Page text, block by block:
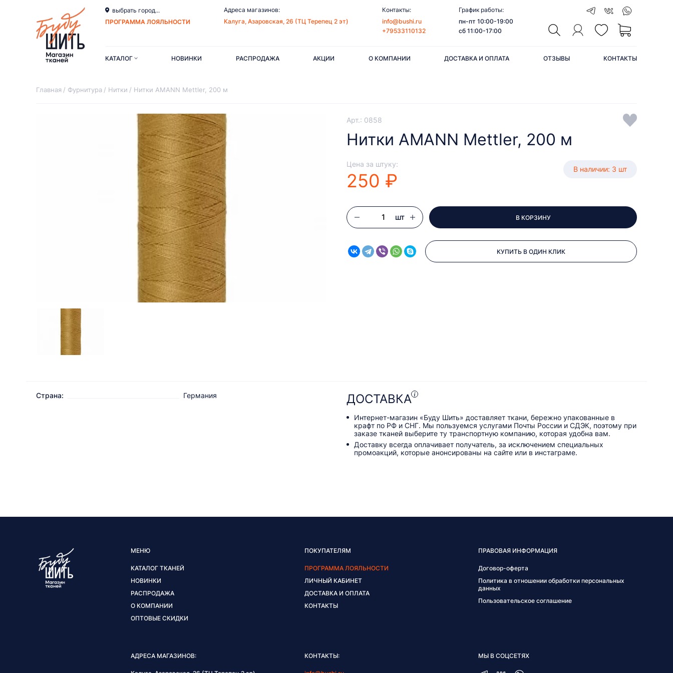
выбрать город...
ПРОГРАММА ЛОЯЛЬНОСТИ
Адреса магазинов:
Калуга, Азаровская, 26 (ТЦ Терепец 2 эт)
Контакты:
info@bushi.ru
+79533110132
График работы:
пн-пт 10:00-19:00
сб 11:00-17:00
КАТАЛОГ НОВИНКИ РАСПРОДАЖА АКЦИИ О КОМПАНИИ ДОСТАВКА И ОПЛАТА ОТЗЫВЫ КОНТАКТЫ
Главная Фурнитура Нитки Нитки AMANN Mettler, 200 м
Арт.: 0858
Нитки AMANN Mettler, 200 м
Цена за штуку:
250 ₽
В наличии: 3 шт
шт В КОРЗИНУ
КУПИТЬ В ОДИН КЛИК
Страна: Германия ДОСТАВКА
Интернет-магазин «Буду Шить» доставляет ткани, бережно упакованные в
крафт по РФ и СНГ. Мы пользуемся услугами Почты России и СДЭК, поэтому при
заказе тканей выберите ту транспортную компанию, которая удобна вам.
Доставку всегда оплачивает получатель, за исключением специальных
промоакций, которые анонсированы на сайте или в инстаграме.
МЕНЮ
КАТАЛОГ ТКАНЕЙ
НОВИНКИ
РАСПРОДАЖА
О КОМПАНИИ
ОПТОВЫЕ СКИДКИ
ПОКУПАТЕЛЯМ
ПРОГРАММА ЛОЯЛЬНОСТИ
ЛИЧНЫЙ КАБИНЕТ
ДОСТАВКА И ОПЛАТА
КОНТАКТЫ
ПРАВОВАЯ ИНФОРМАЦИЯ
Договор-оферта
Политика в отношении обработки персональных
данных
Пользовательское соглашение
АДРЕСА МАГАЗИНОВ: КОНТАКТЫ: МЫ В СОЦСЕТЯХ